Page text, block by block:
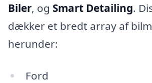
Biler, og Smart Detailing.
dækker et bredt array af
herunder:
Ford